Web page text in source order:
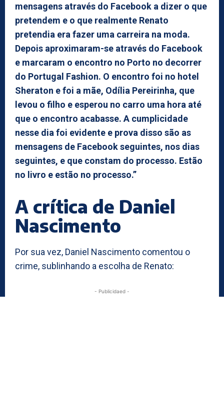
mensagens através do Facebook a dizer o que
pretendem e o que realmente Renato
pretendia era fazer uma carreira na moda.
Depois aproximaram-se através do Facebook
e marcaram o encontro no Porto no decorrer
do Portugal Fashion. O encontro foi no hotel
Sheraton e foi a mãe, Odília Pereirinha, que
levou o filho e esperou no carro uma hora até
que o encontro acabasse. A cumplicidade
nesse dia foi evidente e prova disso são as
mensagens de Facebook seguintes, nos dias
seguintes, e que constam do processo. Estão
no livro e estão no processo.”
A crítica de Daniel
Nascimento
Por sua vez, Daniel Nascimento comentou o
crime, sublinhando a escolha de Renato:
- Publicidaed -